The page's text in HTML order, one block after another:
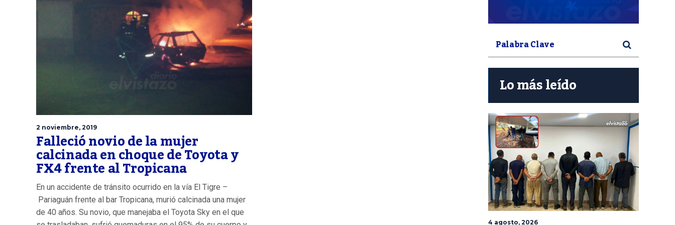
2 noviembre, 2019
Falleció novio de la mujer
calcinada en choque de Toyota y
FX4 frente al Tropicana
En un accidente de tránsito ocurrido en la vía El Tigre –
Pariaguán frente al bar Tropicana, murió calcinada una mujer
de 40 años. Su novio, que manejaba el Toyota Sky en el que
Lo más leído
4 agosto, 2026